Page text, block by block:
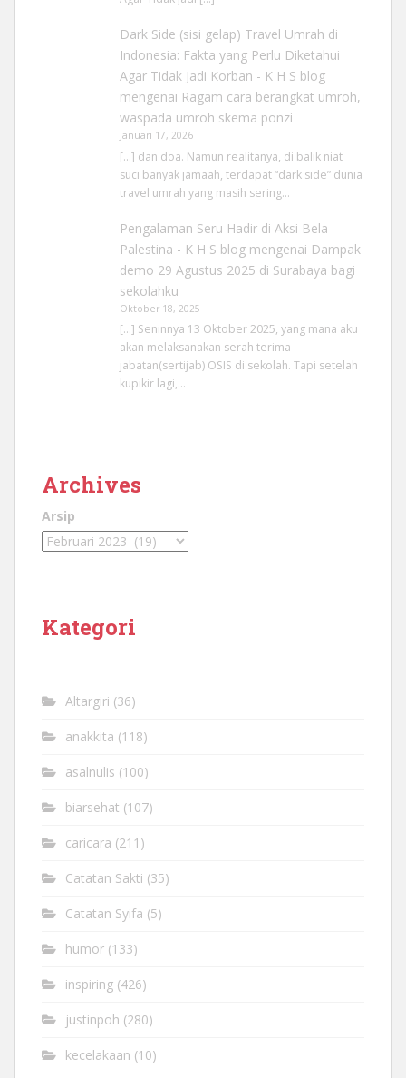
Dark Side (sisi gelap) Travel Umrah di
Indonesia: Fakta yang Perlu Diketahui
Agar Tidak Jadi Korban - K H S blog
mengenai Ragam cara berangkat umroh,
waspada umroh skema ponzi
Januari 17, 2026
[…] dan doa. Namun realitanya, di balik niat
suci banyak jamaah, terdapat “dark side” dunia
travel umrah yang masih sering…
Pengalaman Seru Hadir di Aksi Bela
Palestina - K H S blogmengenai Dampak
demo 29 Agustus 2025 di Surabaya bagi
sekolahku
Oktober 18, 2025
[…] Seninnya 13 Oktober 2025, yang mana aku
akan melaksanakan serah terima
jabatan(sertijab) OSIS di sekolah. Tapi setelah
kupikir lagi,…
Archives
Arsip
Kategori
Altargiri (36)
anakkita (118)
asalnulis (100)
biarsehat (107)
caricara (211)
Catatan Sakti (35)
Catatan Syifa (5)
humor (133)
inspiring (426)
justinpoh (280)
kecelakaan (10)